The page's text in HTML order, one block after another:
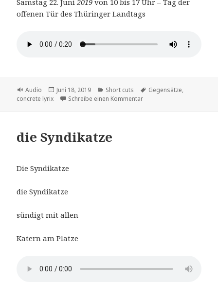
offenen Tür des Thüringer Landtags
Format
Audio
Veröffentlicht
am
Juni 18, 2019 Kategorien
Short cuts Schlagwörter
Gegensätze,
concrete lyrix
Schreibe einen Kommentarzu macht hoch die tür das
die Syndikatze
Die Syndikatze
die Syndikatze
sündigt mit allen
Katern am Platze